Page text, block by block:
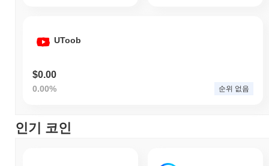
UToob
$0.00
0.00% 순위 없음
인기 코인